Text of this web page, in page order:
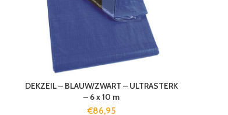
DEKZEIL – BLAUW/ZWART – ULTRASTERK
– 6 x 10 m
€86,95